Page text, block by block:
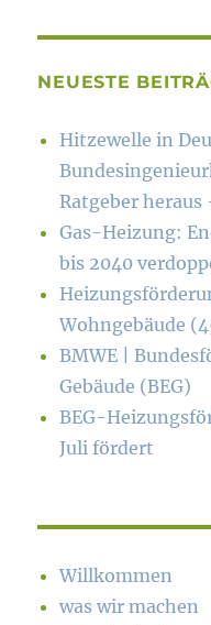
NEUESTE
Hitzewelle in
Ratgeber
Gas-Heizung:
bis 2040
Wohngebäude
BMWE |
Gebäude (BEG)
BEG-
Juli fördert
Willkommen
was wir machen